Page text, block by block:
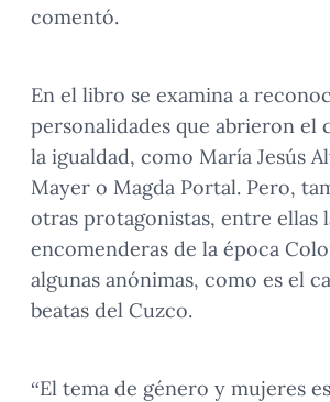
comentó.
En el libro se examina a
personalidades que abrieron el
la igualdad, como María Jesús
Mayer o Magda Portal. Pero,
otras protagonistas, entre ellas
encomenderas de la época
algunas anónimas, como es el
beatas del Cuzco.
“El tema de género y mujeres